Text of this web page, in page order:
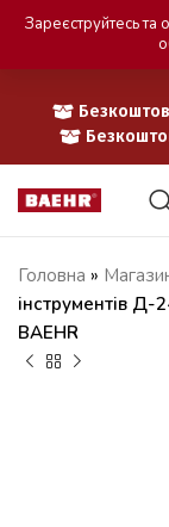
Головна »
інструментів
BAEHR
Зареєструйтесь